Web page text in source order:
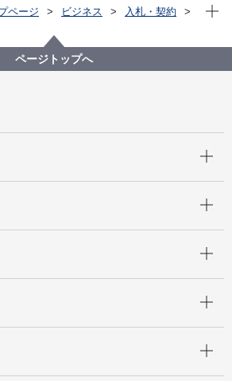
ページ ビジネス
入札・契約
載】本市施設資源物（古紙）下半期収集
務委託（Ｄブロック）
現在
ページトップへ